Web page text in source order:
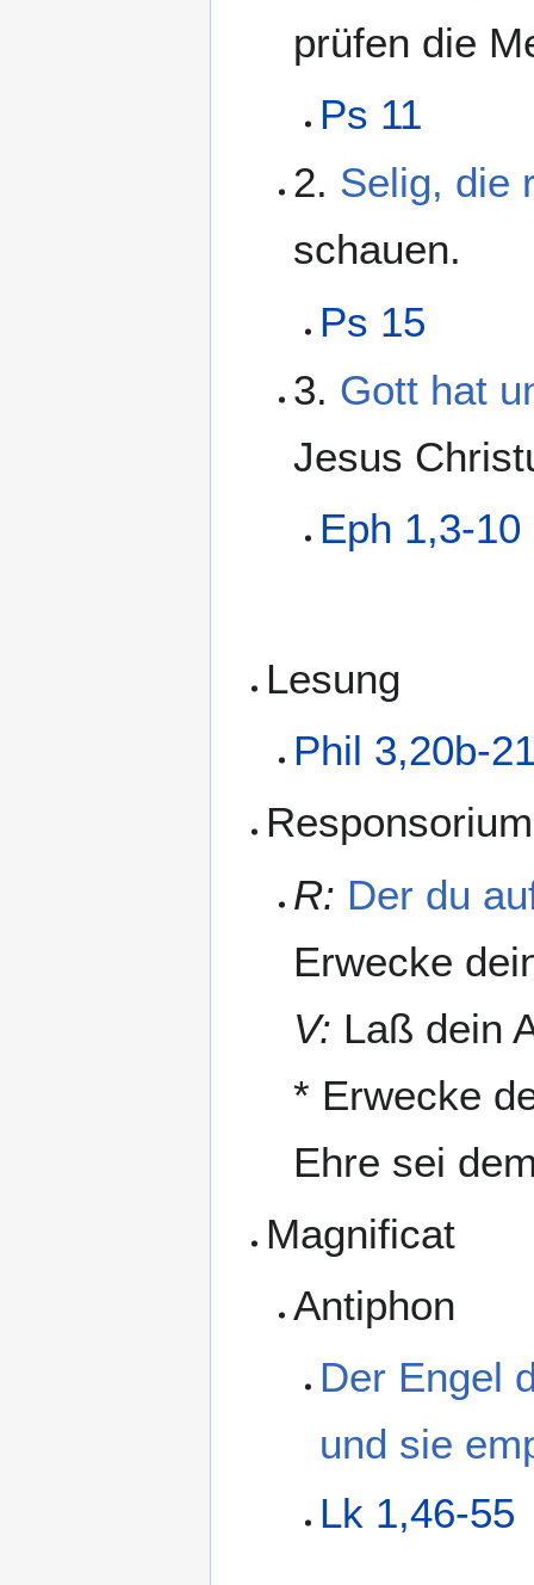
prüfen die
Ps 11
2. Selig, die
schauen.
Ps 15
3. Gott hat
Jesus
Eph 1,3-10
Lesung
Phil 3,20b-
Responsorium
R: Der du
Erwecke
V: Laß dein
* Erwecke
Ehre sei
Magnificat
Antiphon
Der Engel
und sie
Lk 1,46-55